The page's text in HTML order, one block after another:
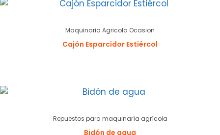
Maquinaria Agricola Ocasion
Cajón Esparcidor Estiércol
Repuestos para maquinaría agrícola
Bidón de agua